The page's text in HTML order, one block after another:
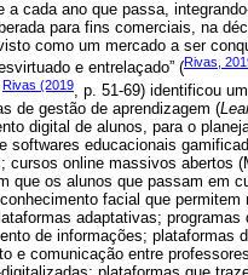
a cada ano que passa,
para fins comerciais, na
como um mercado a ser
e entrelaçado” (Rivas,
Rivas (2019
, p. 51-69) identificou
de gestão de aprendizagem (
digital de alunos, para o
softwares educacionais
cursos online massivos abertos
que os alunos que passam em
facial que
adaptativas;
de informações;
e comunicação entre